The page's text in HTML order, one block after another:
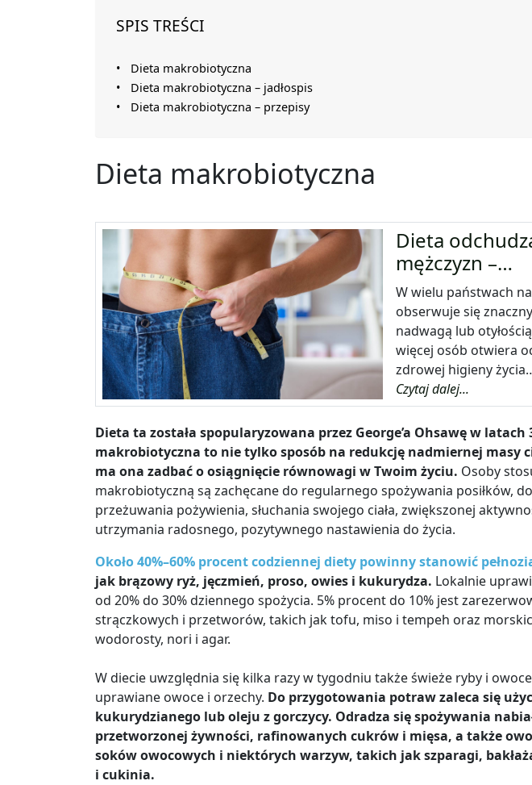
SPIS TREŚCI
Dieta makrobiotyczna
Dieta makrobiotyczna – jadłospis
Dieta makrobiotyczna – przepisy
Dieta makrobiotyczna
Dieta
mężczyzn –…
W wielu państwach
obserwuje się
nadwagą lub
więcej osób otwiera
zdrowej higieny
Czytaj dalej...
Dieta ta została spopularyzowana przez George’a Ohsawę w latach
makrobiotyczna to nie tylko sposób na redukcję nadmiernej masy
ma ona zadbać o osiągnięcie równowagi w Twoim życiu. Osoby
makrobiotyczną są zachęcane do regularnego spożywania posiłków,
przeżuwania pożywienia, słuchania swojego ciała, zwiększonej
utrzymania radosnego, pozytywnego nastawienia do życia.
Około 40%–60% procent codziennej diety powinny stanowić
jak brązowy ryż, jęczmień, proso, owies i kukurydza. Lokalnie
od 20% do 30% dziennego spożycia. 5% procent do 10% jest
strączkowych i przetworów, takich jak tofu, miso i tempeh oraz
wodorosty, nori i agar.
W diecie uwzględnia się kilka razy w tygodniu także świeże ryby i
uprawiane owoce i orzechy. Do przygotowania potraw zaleca się
kukurydzianego lub oleju z gorczycy. Odradza się spożywania
przetworzonej żywności, rafinowanych cukrów i mięsa, a także
soków owocowych i niektórych warzyw, takich jak szparagi,
i cukinia.